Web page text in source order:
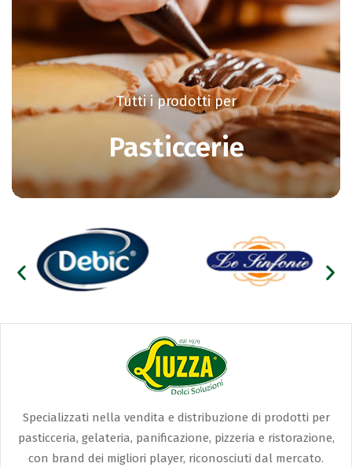
Tutti i prodotti per
Pasticcerie
Specializzati nella vendita e distribuzione di prodotti per
pasticceria, gelateria, panificazione, pizzeria e ristorazione,
con brand dei migliori player, riconosciuti dal mercato.